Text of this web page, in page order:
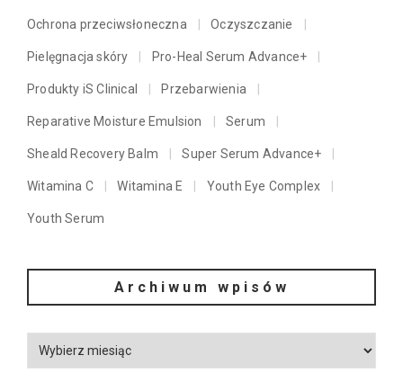
Ochrona przeciwsłoneczna Oczyszczanie
Pielęgnacja skóry Pro-Heal Serum Advance+
Produkty iS Clinical Przebarwienia
Reparative Moisture Emulsion Serum
Sheald Recovery Balm Super Serum Advance+
Witamina C Witamina E Youth Eye Complex
Youth Serum
Archiwum wpisów